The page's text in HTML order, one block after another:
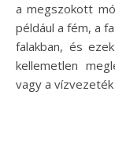
a megszokott
például a fém, a
falakban, és
kellemetlen
vagy a